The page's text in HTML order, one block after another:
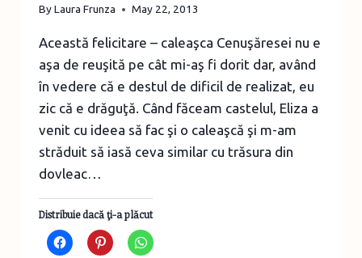
ByLaura Frunza May 22, 2013
Această felicitare – caleaşca Cenuşăresei nu e
aşa de reuşită pe cât mi-aş fi dorit dar, având
în vedere că e destul de dificil de realizat, eu
zic că e drăguţă. Când făceam castelul, Eliza a
venit cu ideea să fac şi o caleaşcă şi m-am
străduit să iasă ceva similar cu trăsura din
dovleac…
Distribuie dacă ţi-a plăcut